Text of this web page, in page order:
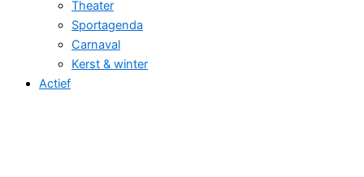
Theater
Sportagenda
Carnaval
Kerst & winter
Actief